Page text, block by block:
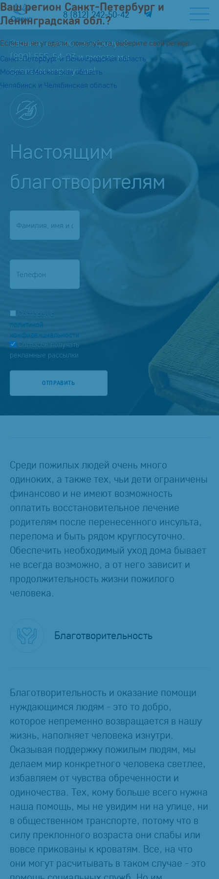
8 (812) 242-50-42
Звоните нам по телефону:8
(800) 555-54-03и вместе мы
сделаем мир лучше!
Настоящим
благотворителям
Согласен с
политикой
конфиденциальности
Согласен получать
рекламные рассылки
Среди пожилых людей очень много
одиноких, а также тех, чьи дети ограничены
финансово и не имеют возможность
оплатить восстановительное лечение
родителям после перенесенного инсульта,
перелома и быть рядом круглосуточно.
Обеспечить необходимый уход дома бывает
не всегда возможно, а от него зависит и
продолжительность жизни пожилого
человека.
Благотворительность
Благотворительность и оказание помощи
нуждающимся людям - это то добро,
которое непременно возвращается в нашу
жизнь, наполняет человека изнутри.
Оказывая поддержку пожилым людям, мы
делаем мир конкретного человека светлее,
избавляем от чувства обреченности и
одиночества. Тех, кому больше всего нужна
наша помощь, мы не увидим ни на улице, ни
в общественном транспорте, потому что в
силу преклонного возраста они слабы или
вовсе прикованы к кроватям. Все, на что
они могут расчитывать в таком случае - это
Ваш регион Санкт-Петербург и
Ленинградская обл.?
Если мы не угадали, пожалуйста, выберите свой регион:
Санкт-Петербург и Ленинградская область
Москва и Московская область
Челябинск и Челябинская область